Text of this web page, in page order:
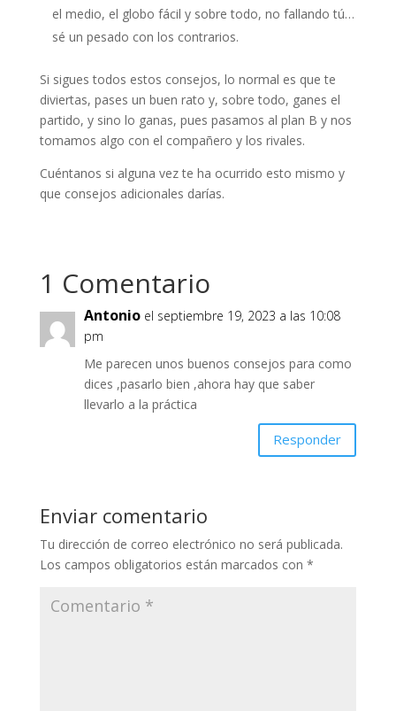
el medio, el globo fácil y sobre todo, no fallando tú…
sé un pesado con los contrarios.
Si sigues todos estos consejos, lo normal es que te
diviertas, pases un buen rato y, sobre todo, ganes el
partido, y sino lo ganas, pues pasamos al plan B y nos
tomamos algo con el compañero y los rivales.
Cuéntanos si alguna vez te ha ocurrido esto mismo y
que consejos adicionales darías.
1 Comentario
Antonio el septiembre 19, 2023 a las 10:08
pm
Me parecen unos buenos consejos para como
dices ,pasarlo bien ,ahora hay que saber
llevarlo a la práctica
Responder
Enviar comentario
Tu dirección de correo electrónico no será publicada.
Los campos obligatorios están marcados con *